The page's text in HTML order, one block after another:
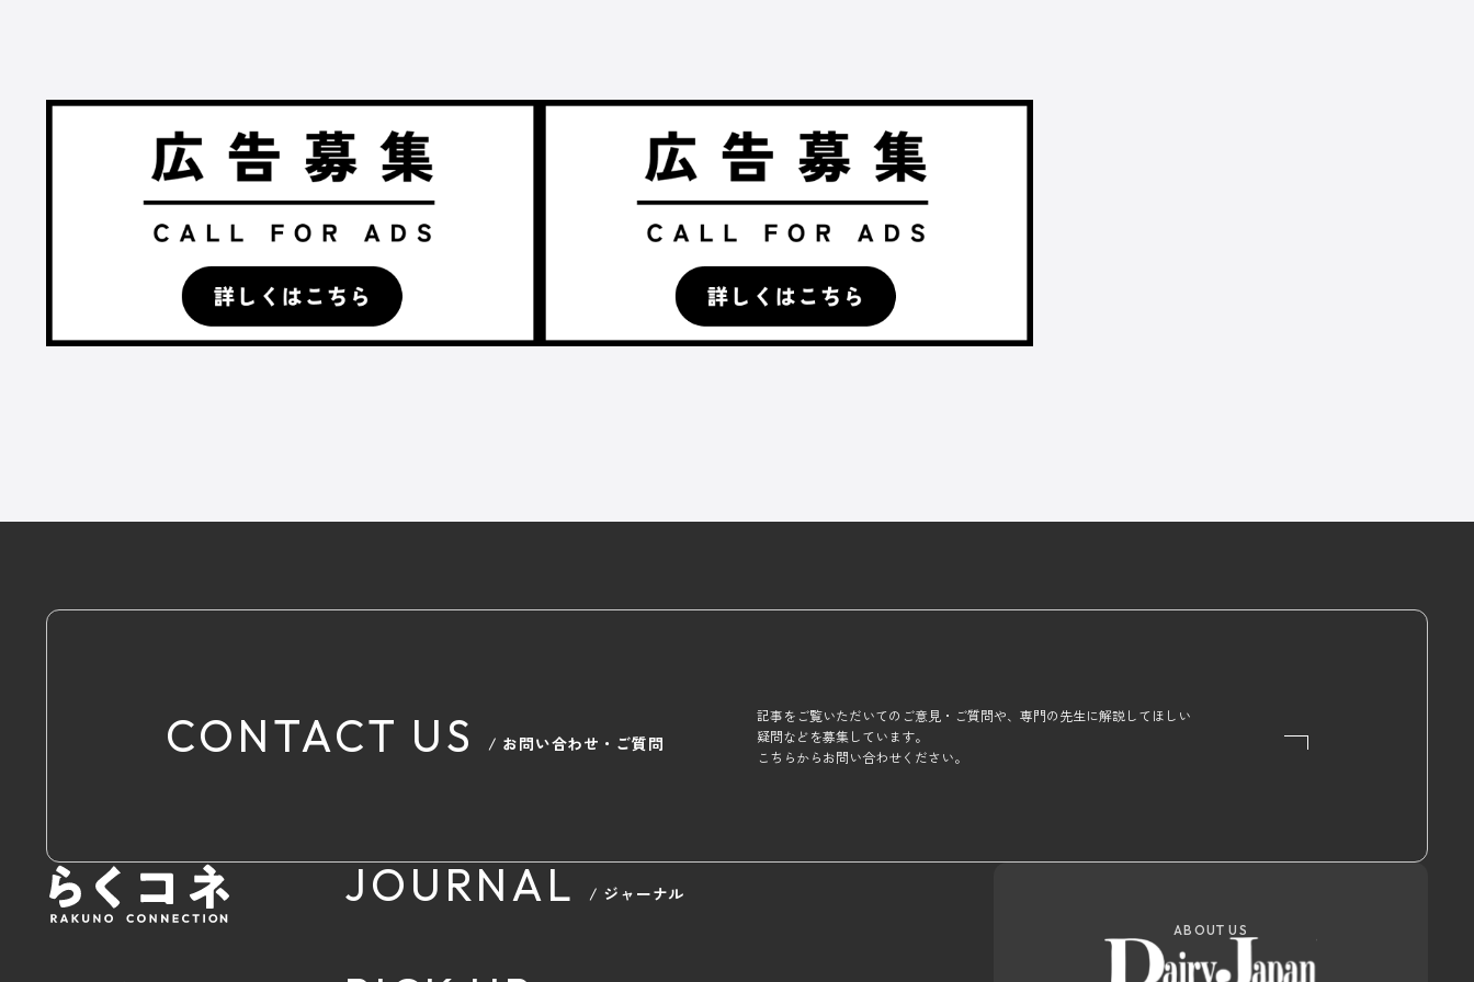
CONTACT US / お問い合わせ・ご質問
記事をご覧いただいてのご意見・ご質問や、専門の先生に解説してほしい
疑問などを募集しています。
こちらからお問い合わせください。
JOURNAL / ジャーナル
ABOUT US